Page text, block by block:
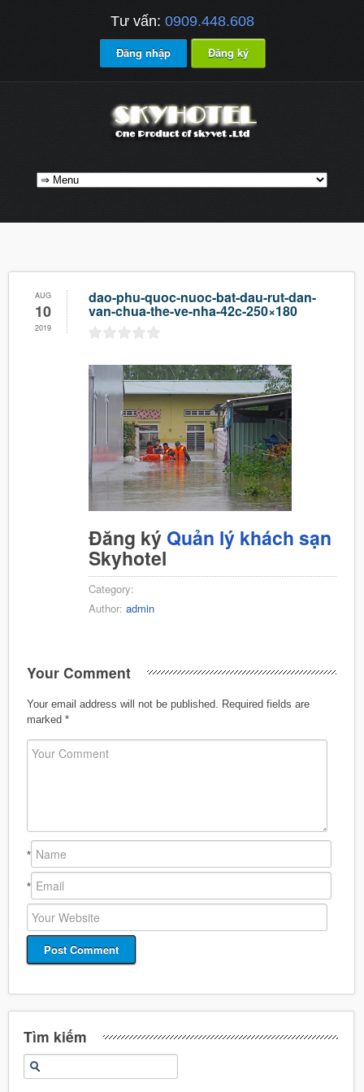
Tư vấn: 0909.448.608
Đăng nhập Đăng ký
AUG
10
2019
dao-phu-quoc-nuoc-bat-dau-rut-dan-
van-chua-the-ve-nha-42c-250×180
Đăng ký Quản lý khách sạn
Skyhotel
Category:
Author: admin
Your Comment
Your email address will not be published.
Required fields are
marked *
*
*
Tìm kiếm